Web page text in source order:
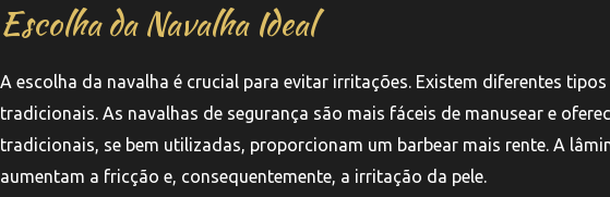
Escolha da Navalha Ideal
A escolha da navalha é crucial para evitar irritações. Existem diferentes
tradicionais. As navalhas de segurança são mais fáceis de manusear e
tradicionais, se bem utilizadas, proporcionam um barbear mais rente. A
aumentam a fricção e, consequentemente, a irritação da pele.